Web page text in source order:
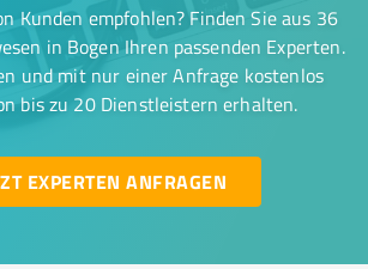
Kunden empfohlen? Finden Sie aus 36
in Bogen Ihren passenden Experten.
und mit nur einer Anfrage kostenlos
bis zu 20 Dienstleistern erhalten.
EXPERTEN ANFRAGEN